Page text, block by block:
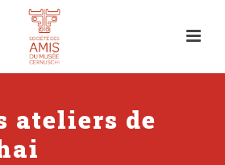
ateliers de